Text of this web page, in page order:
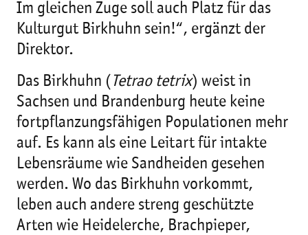
Im gleichen Zuge soll auch Platz für das
Kulturgut Birkhuhn sein!“, ergänzt der
Direktor.
Das Birkhuhn ( Tetrao tetrix) weist in
Sachsen und Brandenburg heute keine
fortpflanzungsfähigen Populationen mehr
auf. Es kann als eine Leitart für intakte
Lebensräume wie Sandheiden gesehen
werden. Wo das Birkhuhn vorkommt,
leben auch andere streng geschützte
Arten wie Heidelerche, Brachpieper,